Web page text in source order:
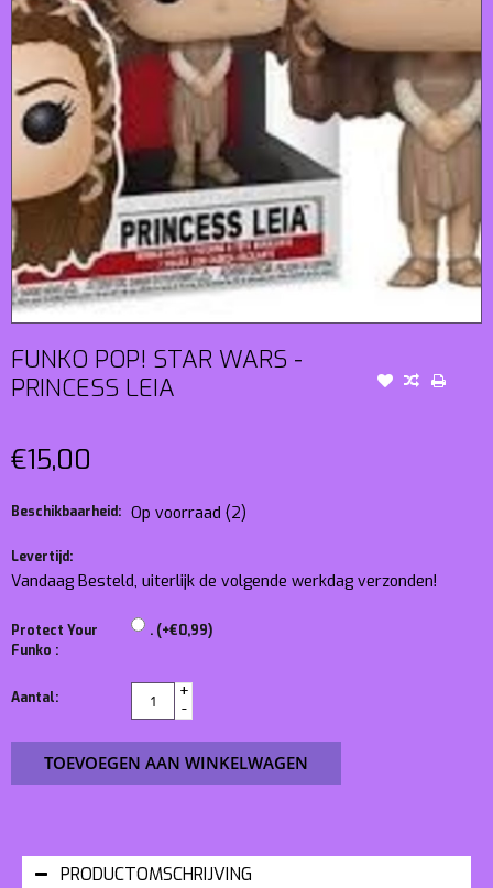
FUNKO POP! STAR WARS -
PRINCESS LEIA
€15,00
Beschikbaarheid: Op voorraad (2)
Levertijd:
Vandaag Besteld, uiterlijk de volgende werkdag verzonden!
Protect Your
Funko :
. (+€0,99)
Aantal:
+
-
TOEVOEGEN AAN WINKELWAGEN
PRODUCTOMSCHRIJVING